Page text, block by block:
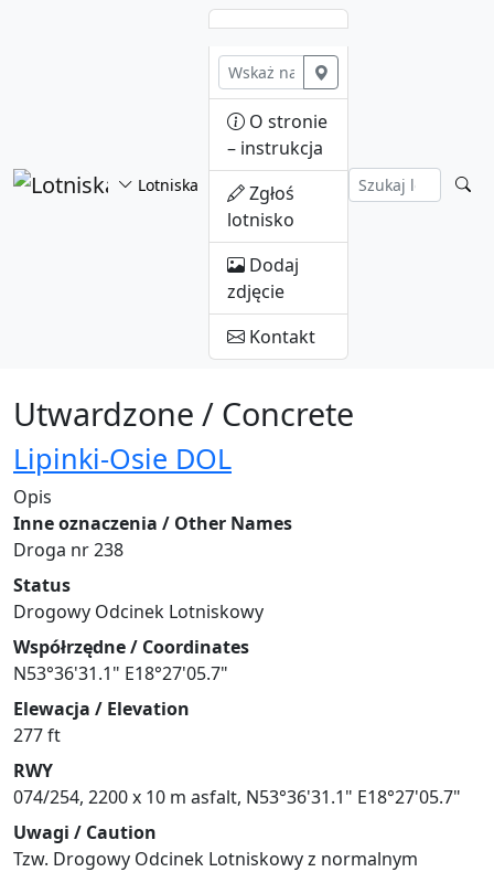
Lotniska
O stronie
– instrukcja
Zgłoś
lotnisko
Dodaj
zdjęcie
Kontakt
Utwardzone / Concrete
Lipinki-Osie DOL
Opis
Inne oznaczenia / Other Names
Droga nr 238
Status
Drogowy Odcinek Lotniskowy
Współrzędne / Coordinates
N53°36'31.1" E18°27'05.7"
Elewacja / Elevation
277 ft
RWY
074/254, 2200 x 10 m asfalt, N53°36'31.1" E18°27'05.7"
Uwagi / Caution
Tzw. Drogowy Odcinek Lotniskowy z normalnym